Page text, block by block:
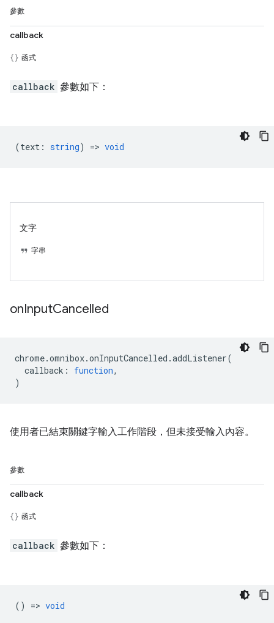
參數
callback
函式
callback 參數如下：
(text : string) => void
文字
字串
onInputCancelled
chrome.omnibox.onInputCancelled .addListener(
callback : function,
)
使用者已結束關鍵字輸入工作階段，但未接受輸入內容。
參數
callback
函式
callback 參數如下：
() => void